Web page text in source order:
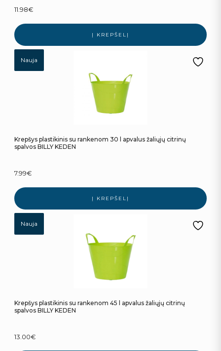
11.98€
Į KREPŠELĮ
Nauja
Krepšys plastikinis su rankenom 30 l apvalus žaliųjų citrinų
spalvos BILLY KEDEN
7.99€
Į KREPŠELĮ
Nauja
Krepšys plastikinis su rankenom 45 l apvalus žaliųjų citrinų
spalvos BILLY KEDEN
13.00€